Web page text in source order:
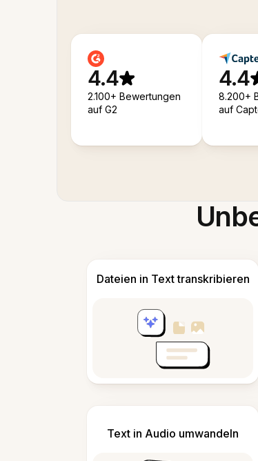
4.4
2.100+ Bewertungen
auf G2
4.4
8.200+
auf
Dateien in Text transkribieren
Text in Audio umwandeln